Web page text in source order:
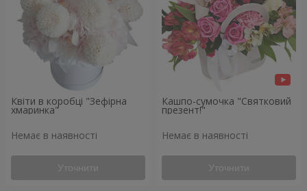
Квіти в коробці "Зефірна
хмаринка"
Немає в наявності
Уточнити
Кашпо-сумочка "Святковий
презент!"
Немає в наявності
Уточнити